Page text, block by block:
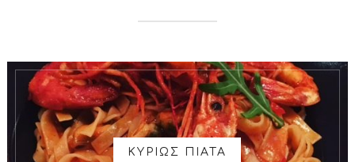
ΚΥΡΙΩΣ ΠΙΑΤΑ